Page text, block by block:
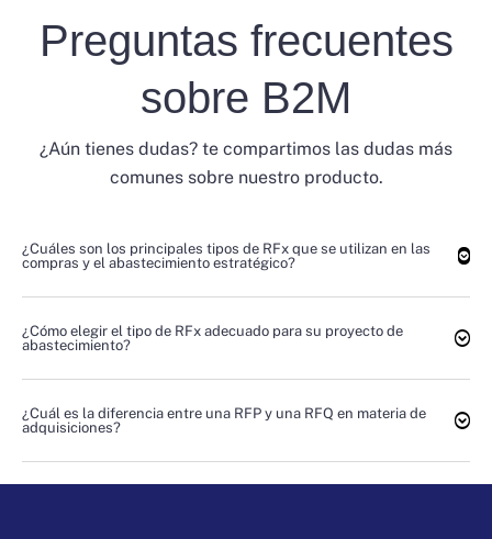
Preguntas frecuentes
sobre B2M
¿Aún tienes dudas? te compartimos las dudas más
comunes sobre nuestro producto.
¿Cuáles son los principales tipos de RFx que se utilizan en las
compras y el abastecimiento estratégico?
¿Cómo elegir el tipo de RFx adecuado para su proyecto de
abastecimiento?
¿Cuál es la diferencia entre una RFP y una RFQ en materia de
adquisiciones?